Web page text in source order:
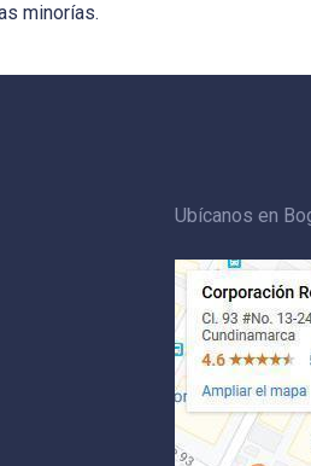
minorías.
Ubícanos en